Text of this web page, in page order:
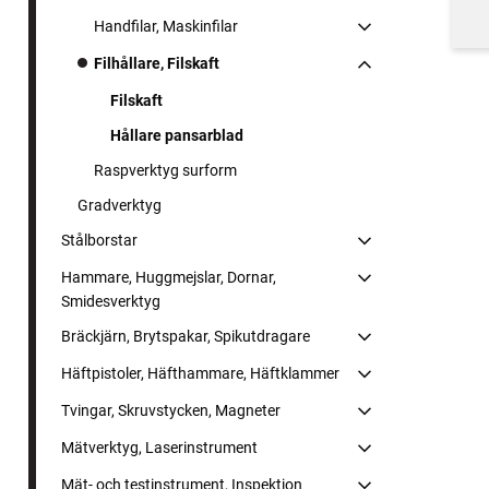
Handfilar, Maskinfilar
Filhållare, Filskaft
Filskaft
Hållare pansarblad
Raspverktyg surform
Gradverktyg
Stålborstar
Hammare, Huggmejslar, Dornar,
Smidesverktyg
Bräckjärn, Brytspakar, Spikutdragare
Häftpistoler, Häfthammare, Häftklammer
Tvingar, Skruvstycken, Magneter
Mätverktyg, Laserinstrument
Mät- och testinstrument, Inspektion